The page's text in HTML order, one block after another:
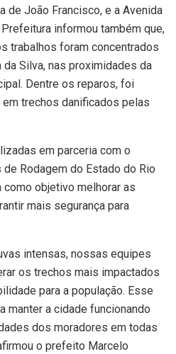
de João Francisco, e a Avenida
informou também que,
trabalhos foram concentrados
Silva, nas proximidades da
Dentre os reparos, foi
trechos danificados pelas
em parceria com o
Rodagem do Estado do Rio
objetivo melhorar as
mais segurança para
intensas, nossas equipes
os trechos mais impactados
para a população. Esse
manter a cidade funcionando
dos moradores em todas
o prefeito Marcelo